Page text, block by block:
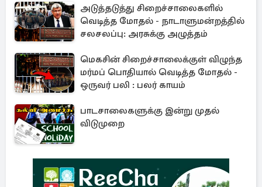
அடுத்தடுத்து சிறைச்சாலைகளில்
வெடித்த மோதல் - நாடாளுமன்றத்தில்
சலசலப்பு: அரசுக்கு அழுத்தம்
மெகசின் சிறைச்சாலைக்குள் விழுந்த
மர்மப் பொதியால் வெடித்த மோதல் -
ஒருவர் பலி : பலர் காயம்
பாடசாலைகளுக்கு இன்று முதல்
விடுமுறை